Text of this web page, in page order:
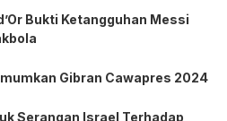
Bukti Ketangguhan Messi
Gibran Cawapres 2024
Serangan Israel Terhadap